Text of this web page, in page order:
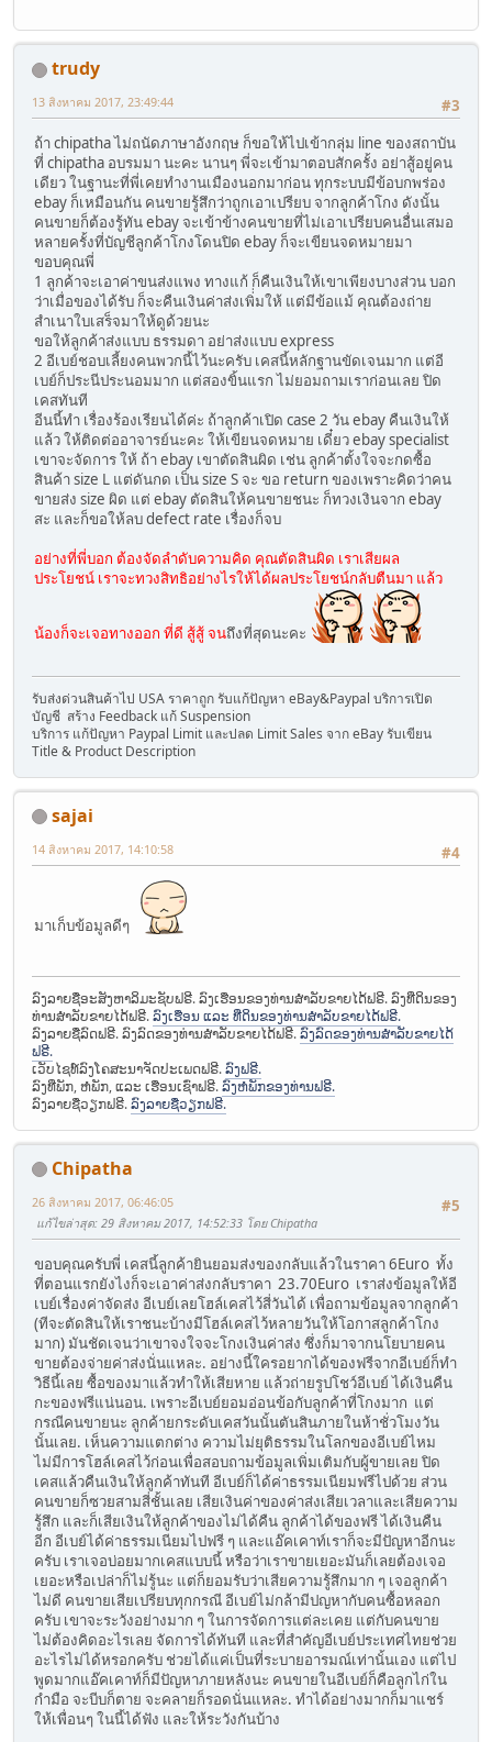
trudy
#3
13 สิงหาคม 2017, 23:49:44
ถ้า chipatha ไม่ถนัดภาษาอังกฤษ ก็ขอให้ไปเข้ากลุ่ม line ของสถาบัน
ที่ chipatha อบรมมา นะคะ นานๆ พี่จะเข้ามาตอบสักครั้ง อย่าสู้อยู่คน
เดียว ในฐานะที่พี่เคยทำงานเมืองนอกมาก่อน ทุกระบบมีข้อบกพร่อง
ebay ก็เหมือนกัน คนขายรู้สึกว่าถูกเอาเปรียบ จากลูกค้าโกง ดังนั้น
คนขายก็ต้องรู้ทัน ebay จะเข้าข้างคนขายที่ไม่เอาเปรียบคนอื่นเสมอ
หลายครั้งที่บัญชีลูกค้าโกงโดนปิด ebay ก็จะเขียนจดหมายมา
ขอบคุณพี่
1 ลูกค้าจะเอาค่าขนส่งแพง ทางแก้ ก็คืนเงินให้เขาเพียงบางส่วน บอก
ว่าเมื่อของได้รับ ก็จะคืนเงินค่าส่งเพิ่่มให้ แต่มีข้อแม้ คุณต้องถ่าย
สำเนาใบเสร็จมาให้ดูด้วยนะ
ขอให้ลูกค้าส่งแบบ ธรรมดา อย่าส่งแบบ express
2 อีเบย์ชอบเลี้ยงคนพวกนี้ไว้นะครับ เคสนี้หลักฐานขัดเจนมาก แต่อี
เบย์ก็ประนีประนอมมาก แต่สองขิ้นแรก ไม่ยอมถามเราก่อนเลย ปิด
เคสทันที
อีนนี้ทำ เรื่องร้องเรียนได้ค่ะ ถ้าลูกค้าเปิด case 2 วัน ebay คืนเงินให้
แล้ว ให้ติดต่ออาจารย์นะคะ ให้เขียนจดหมาย เดี๋ยว ebay specialist
เขาจะจัดการ ให้ ถ้า ebay เขาตัดสินผิด เช่น ลูกค้าตั้งใจจะกดซื้อ
สินค้า size L แต่ดันกด เป็น size S จะ ขอ return ของเพราะคิดว่าคน
ขายส่ง size ผิด แต่ ebay ตัดสินให้คนขายชนะ ก็ทวงเงินจาก ebay
สะ และก็ขอให้ลบ defect rate เรื่องก็จบ
อย่างที่พี่บอก ต้องจัดลำดับความคิด คุณตัดสินผิด เราเสียผล
ประโยชน์ เราจะทวงสิทธิอย่างไรให้ได้ผลประโยชน์กลับตืนมา แล้ว
น้องก็จะเจอทางออก ที่ดี สู้สู้ จนถึงที่สุดนะคะ
รับส่งด่วนสินค้าไป USA ราคาถูก รับแก้ปัญหา eBay&Paypal บริการเปิด
บัญชี สร้าง Feedback แก้ Suspension
บริการ แก้ปัญหา Paypal Limit และปลด Limit Sales จาก eBay รับเขียน
Title & Product Description
sajai
#4
14 สิงหาคม 2017, 14:10:58
มาเก็บข้อมูลดีๆ
ລົງລາຍຊື່ອະສັງຫາລິມະຊັບຟຣີ. ລົງເຮືອນຂອງທ່ານສຳລັບຂາຍໄດ້ຟຣີ. ລົງທີ່ດິນຂອງ
ທ່ານສຳລັບຂາຍໄດ້ຟຣີ.ລົງເຮືອນ ແລະ ທີ່ດິນຂອງທ່ານສຳລັບຂາຍໄດ້ຟຣີ.
ລົງລາຍຊື່ລົດຟຣີ. ລົງລົດຂອງທ່ານສຳລັບຂາຍໄດ້ຟຣີ.ລົງລົດຂອງທ່ານສຳລັບຂາຍໄດ້
ຟຣີ.
ເວັບໄຊທ໌ລົງໂຄສະນາຈັດປະເພດຟຣີ.ລົງຟຣີ.
ລົງທີ່ພັກ, ຫໍພັກ, ແລະ ເຮືອນເຊົ່າຟຣີ.ລົງຫໍພັກຂອງທ່ານຟຣີ.
ລົງລາຍຊື່ວຽກຟຣີ.ລົງລາຍຊື່ວຽກຟຣີ.
Chipatha
#5
26 สิงหาคม 2017, 06:46:05
แก้ไขล่าสุด: 29 สิงหาคม 2017, 14:52:33 โดย Chipatha
ขอบคุณครับพี่ เคสนี้ลูกค้ายินยอมส่งของกลับแล้วในราคา 6Euro ทั้ง
ที่ตอนแรกยังไงก็จะเอาค่าส่งกลับราคา 23.70Euro เราส่งข้อมูลให้อี
เบย์เรื่องค่าจัดส่ง อีเบย์เลยโฮล์เคสไว้สี่วันได้ เพื่อถามข้อมูลจากลูกค้า
(ทีจะตัดสินให้เราชนะบ้างมีโฮล์เคสไว้หลายวันให้โอกาสลูกค้าโกง
มาก) มันชัดเจนว่าเขาจงใจจะโกงเงินค่าส่ง ซึ่งก็มาจากนโยบายคน
ขายต้องจ่ายค่าส่งนั่นแหละ. อย่างนี้ใครอยากได้ของฟรีจากอีเบย์ก็ทำ
วิธีนี้เลย ซื้อของมาแล้วทำให้เสียหาย แล้วถ่ายรูปโชว์อีเบย์ ได้เงินคืน
กะของฟรีแน่นอน. เพราะอีเบย์ยอมอ่อนข้อกับลูกค้าที่โกงมาก แต่
กรณีคนขายนะ ลูกค้ายกระดับเคสวันนั้นตันสินภายในห้าชั่วโมงวัน
นั้นเลย. เห็นความแตกต่าง ความไม่ยุติธรรมในโลกของอีเบย์ไหม
ไม่มีการโฮล์เคสไว้ก่อนเพื่อสอบถามข้อมูลเพิ่มเติมกับผู้ขายเลย ปิด
เคสแล้วคืนเงินให้ลูกค้าทันที อีเบย์ก็ได้ค่าธรรมเนียมฟรีไปด้วย ส่วน
คนขายก็ซวยสามสี่ชั้นเลย เสียเงินค่าของค่าส่งเสียเวลาและเสียความ
รู้สึก และก็เสียเงินให้ลูกค้าของไม่ได้คืน ลูกค้าได้ของฟรี ได้เงินคืน
อีก อีเบย์ได้ค่าธรรมเนียมไปฟรี ๆ และแอ๊คเคาท์เราก็จะมีปัญหาอีกนะ
ครับ เราเจอบ่อยมากเคสแบบนี้ หรือว่าเราขายเยอะมันก็เลยต้องเจอ
เยอะหรือเปล่าก็ไม่รู้นะ แต่ก็ยอมรับว่าเสียความรู้สึกมาก ๆ เจอลูกค้า
ไม่ดี คนขายเสียเปรียบทุกกรณี อีเบย์ไม่กล้ามีปญหากับคนซื้อหลอก
ครับ เขาจะระวังอย่างมาก ๆ ในการจัดการแต่ละเคย แต่กับคนขาย
ไม่ต้องคิดอะไรเลย จัดการได้ทันที และที่สำคัญอีเบย์ประเทศไทยช่วย
อะไรไม่ได้หรอกครับ ช่วยได้แค่เป็นที่ระบายอารมณ์เท่านั้นเอง แต่ไป
พูดมากแอ๊คเคาท์ก็มีปัญหาภายหลังนะ คนขายในอีเบย์ก็คือลูกไก่ใน
กำมือ จะบีบก็ตาย จะคลายก็รอดนั่นแหละ. ทำได้อย่างมากก็มาแชร์
ให้เพื่อนๆ ในนี้ได้ฟัง และให้ระวังกันบ้าง